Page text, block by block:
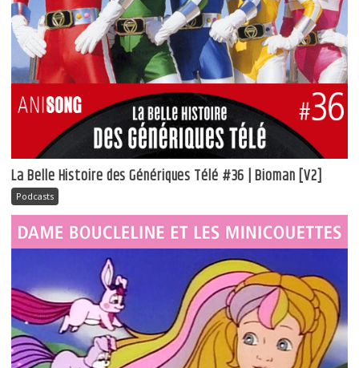
La Belle Histoire des Génériques Télé #36 | Bioman [V2]
Podcasts